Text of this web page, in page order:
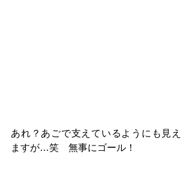
あれ？あごで支えているようにも見え
ますが…笑　無事にゴール！